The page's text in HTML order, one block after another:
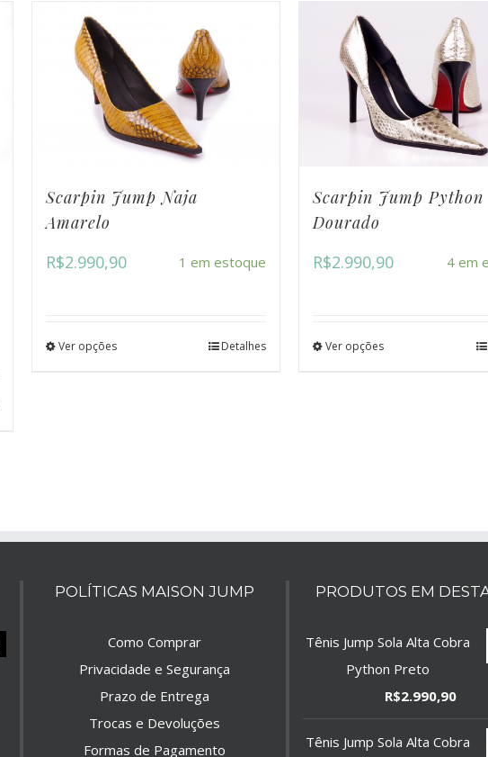
Scarpin Jump Naja
Amarelo
R$2.990,90 1 em estoque
Ver opções Detalhes
Scarpin Jump Python
Dourado
R$2.990,90 4 em
Ver opções
POLÍTICAS MAISON JUMP
Como Comprar
Privacidade e Segurança
Prazo de Entrega
Trocas e Devoluções
Formas de Pagamento
PRODUTOS EM
Tênis Jump Sola Alta Cobra
Python Preto
R$2.990,90
Tênis Jump Sola Alta Cobra